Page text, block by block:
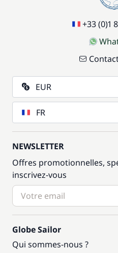
+33 (0)1
EUR
FR
NEWSLETTER
Offres promotionnelles,
inscrivez-vous
Globe Sailor
Qui sommes-nous ?